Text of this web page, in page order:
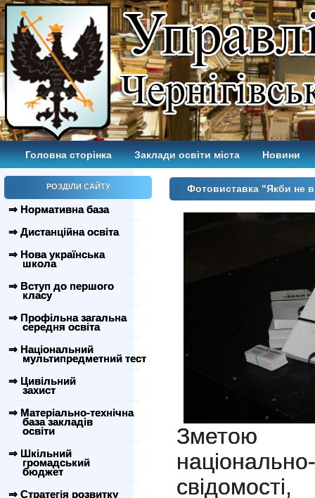
Головна сторінка Заклади освіти міста Новини
РОЗДІЛИ САЙТУ
⇒ Нормативна база
⇒ Дистанційна освіта
⇒ Нова українська
школа
⇒ Вступ до першого
класу
⇒ Профільна загальна
середня освіта
⇒ Національний
мультипредметний тест
⇒ Цивільний
захист
⇒ Матеріально-технічна
база закладів
освіти
⇒ Шкільний
громадський
бюджет
⇒ Стратегія розвитку
Фотовиставка "Якби не
Зметою